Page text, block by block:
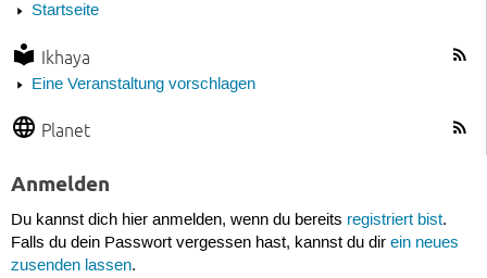
Startseite
Ikhaya
Eine Veranstaltung vorschlagen
Planet
Anmelden
Du kannst dich hier anmelden, wenn du bereits registriert bist.
Falls du dein Passwort vergessen hast, kannst du dir ein neues
zusenden lassen.